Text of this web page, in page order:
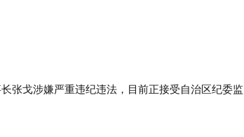
戈涉嫌严重违纪违法，目前正接受自治区纪委监